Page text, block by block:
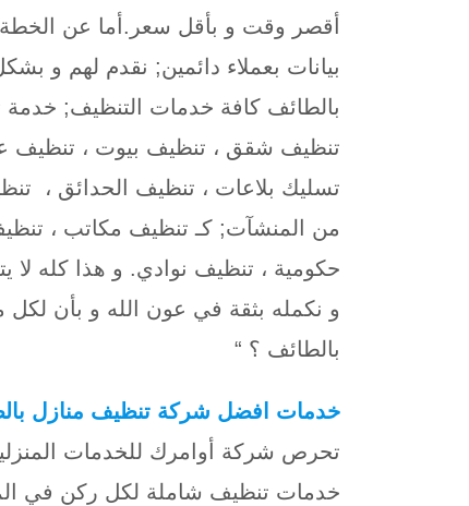
أقصر وقت و بأقل سعر.أما عن الخطة
بيانات بعملاء دائمين; نقدم لهم و
بالطائف كافة خدمات التنظيف;
تنظيف شقق ، تنظيف بيوت ، تنظيف
تسليك بلاعات ، تنظيف الحدائق ،
من المنشآت; كـ تنظيف مكاتب ،
حكومية ، تنظيف نوادي. و هذا كله لا
و نكمله بثقة في عون الله و بأن
بالطائف ؟ “
خدمات افضل شركة تنظيف منازل
تحرص شركة أوامرك للخدمات
خدمات تنظيف شاملة لكل ركن في